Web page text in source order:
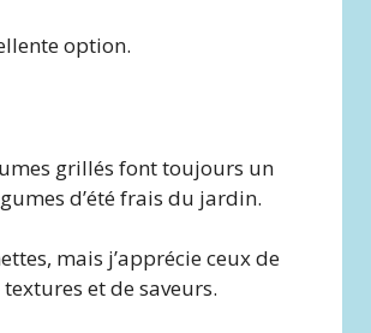
option.
grillés font toujours un
d’été frais du jardin.
mais j’apprécie ceux de
et de saveurs.